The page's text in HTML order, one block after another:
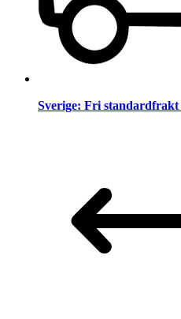
Sverige: Fri standardfrakt